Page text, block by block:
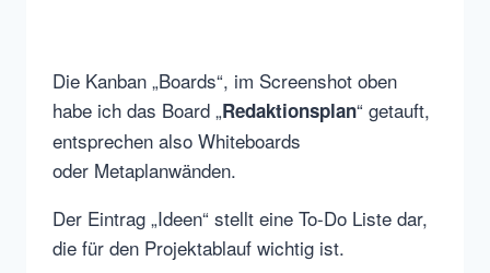
Die Kanban „Boards“, im Screenshot oben
habe ich das Board „Redaktionsplan“ getauft,
entsprechen also Whiteboards
oder Metaplanwänden.
Der Eintrag „Ideen“ stellt eine To-Do Liste dar,
die für den Projektablauf wichtig ist.